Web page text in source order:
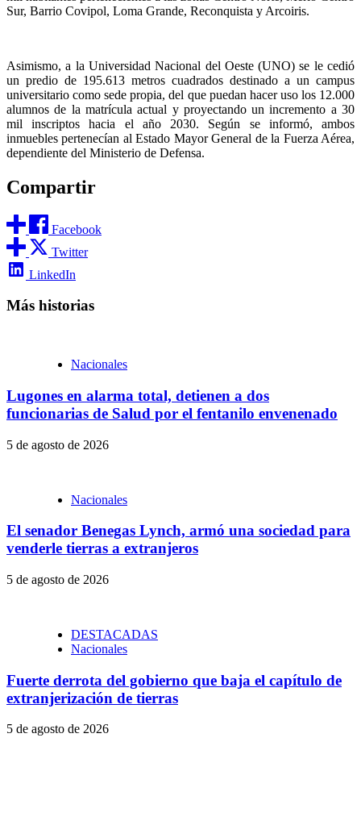
Sur, Barrio Covipol, Loma Grande, Reconquista y Arcoiris.
Asimismo, a la Universidad Nacional del Oeste (UNO) se le cedió
un predio de 195.613 metros cuadrados destinado a un campus
universitario como sede propia, del que puedan hacer uso los 12.000
alumnos de la matrícula actual y proyectando un incremento a 30
mil inscriptos hacia el año 2030. Según se informó, ambos
inmuebles pertenecían al Estado Mayor General de la Fuerza Aérea,
dependiente del Ministerio de Defensa.
Compartir
Facebook
Twitter
LinkedIn
Más historias
Nacionales
Lugones en alarma total, detienen a dos
funcionarias de Salud por el fentanilo envenenado
5 de agosto de 2026
Nacionales
El senador Benegas Lynch, armó una sociedad para
venderle tierras a extranjeros
5 de agosto de 2026
DESTACADAS
Nacionales
Fuerte derrota del gobierno que baja el capítulo de
extranjerización de tierras
5 de agosto de 2026